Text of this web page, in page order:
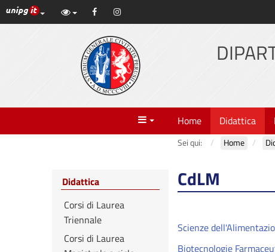
Vai
al
Link ai principali servizi web di Ateneo
Facebook
Menu Home Didattica
Sei qui: Home
CdLM
Scienze
Biotecnologie
Didattica
Corsi di Laurea
Triennale
Corsi di Laurea